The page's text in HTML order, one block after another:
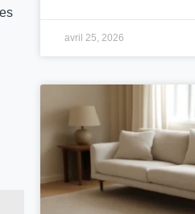
avril 25, 2026